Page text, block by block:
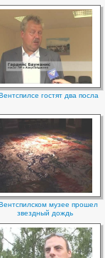
гостят два посла
музее прошел
звездный дождь